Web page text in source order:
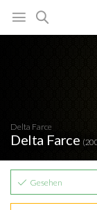
Delta Farce
Delta Farce
Gesehen